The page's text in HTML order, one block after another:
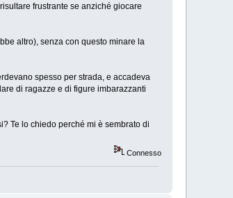
frustrante se anziché giocare
altro), senza con questo minare la
spesso per strada, e accadeva
di ragazze e di figure imbarazzanti
Te lo chiedo perché mi è sembrato di
Connesso